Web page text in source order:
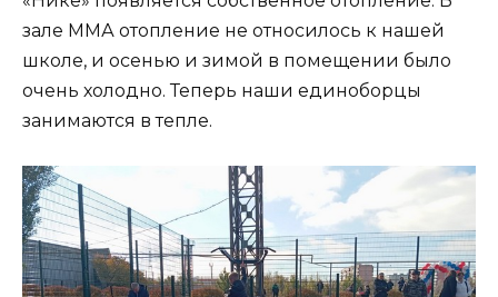
зале ММА отопление не относилось к нашей
школе, и осенью и зимой в помещении было
очень холодно. Теперь наши единоборцы
занимаются в тепле.